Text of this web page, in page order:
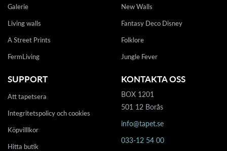
Galerie
Living walls
A Street Prints
FermLiving
New Walls
Fantasy Deco Disney
Folklore
Jungle Fever
SUPPORT
Att tapetsera
Integritetspolicy och cookies
Köpvilllkor
Hitta butik
KONTAKTA OSS
BOX 1201
501 12 Borås
info@tapet.se
033-12 54 00